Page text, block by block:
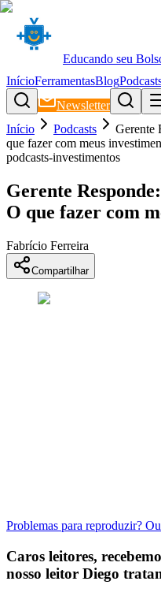
Educando seu
InícioFerramentasBlog
Newsletter
Início
Podcasts
Gerente
que fazer com meus
podcasts-investimentos
Gerente
O que fazer com
Fabrício Ferreira
Compartilhar
Problemas para reproduzir?
Caros leitores,
nosso leitor Diego